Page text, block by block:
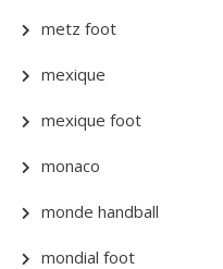
metz foot
mexique
mexique foot
monaco
monde handball
mondial foot